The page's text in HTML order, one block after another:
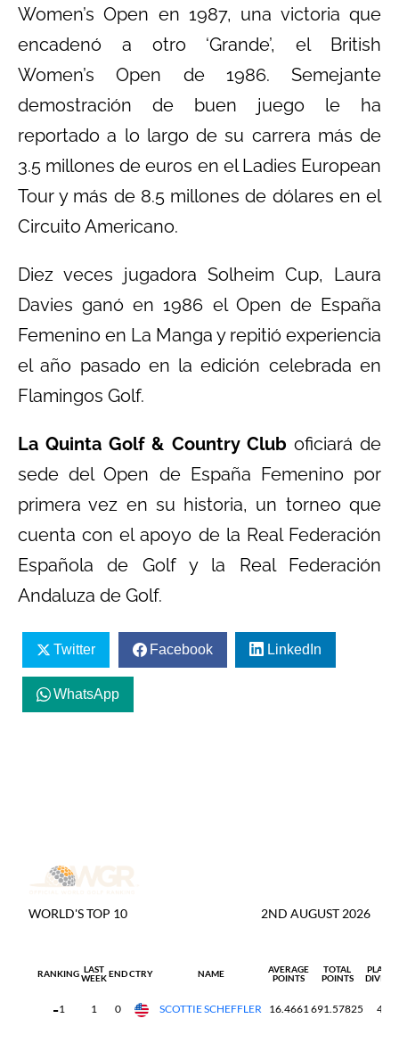
Women’s Open en 1987, una victoria que
encadenó a otro ‘Grande’, el British
Women’s Open de 1986. Semejante
demostración de buen juego le ha
reportado a lo largo de su carrera más de
3.5 millones de euros en el Ladies European
Tour y más de 8.5 millones de dólares en el
Circuito Americano.
Diez veces jugadora Solheim Cup, Laura
Davies ganó en 1986 el Open de España
Femenino en La Manga y repitió experiencia
el año pasado en la edición celebrada en
Flamingos Golf.
La Quinta Golf & Country Club oficiará de
sede del Open de España Femenino por
primera vez en su historia, un torneo que
cuenta con el apoyo de la Real Federación
Española de Golf y la Real Federación
Andaluza de Golf.
Twitter Facebook LinkedIn
WhatsApp